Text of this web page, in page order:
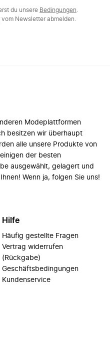
du unsere Bedingungen
vom Newsletter abmelden.
Modeplattformen
besitzen wir überhaupt
alle unsere Produkte von
der besten
ausgewählt, gelagert und
Wenn ja, folgen Sie uns!
Hilfe
Häufig gestellte Fragen
Vertrag widerrufen
(Rückgabe)
Geschäftsbedingungen
Kundenservice